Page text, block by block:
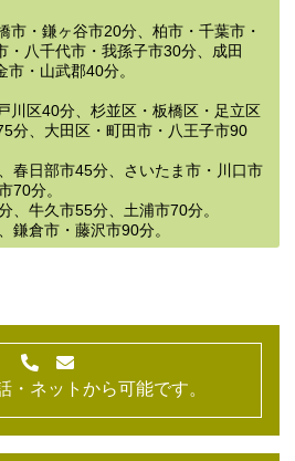
市・鎌ヶ谷市20分、柏市・千葉市・
・八千代市・我孫子市30分、成田
・山武郡40分。
川区40分、杉並区・板橋区・足立区
分、大田区・町田市・八王子市90
春日部市45分、さいたま市・川口市
70分。
、牛久市55分、土浦市70分。
鎌倉市・藤沢市90分。
・ネットから可能です。